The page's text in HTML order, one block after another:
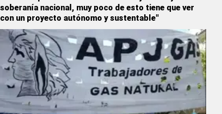
soberanía nacional, muy poco de esto tiene que ver
con un proyecto autónomo y sustentable"